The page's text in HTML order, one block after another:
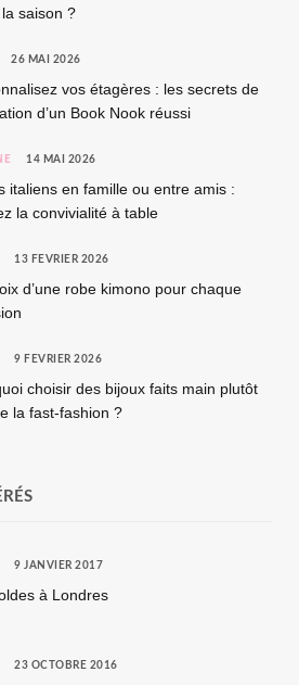
saison ?
26 MAI 2026
vos étagères : les secrets de
d’un Book Nook réussi
14 MAI 2026
italiens en famille ou entre amis :
la convivialité à table
13 FÉVRIER 2026
d’une robe kimono pour chaque
9 FÉVRIER 2026
choisir des bijoux faits main plutôt
la fast-fashion ?
9 JANVIER 2017
à Londres
23 OCTOBRE 2016